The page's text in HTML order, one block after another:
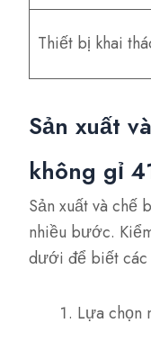
Thiết bị khai
Sản xuất
không gỉ
Sản xuất và chế
nhiều bước.
dưới để biết các
Lựa chọn